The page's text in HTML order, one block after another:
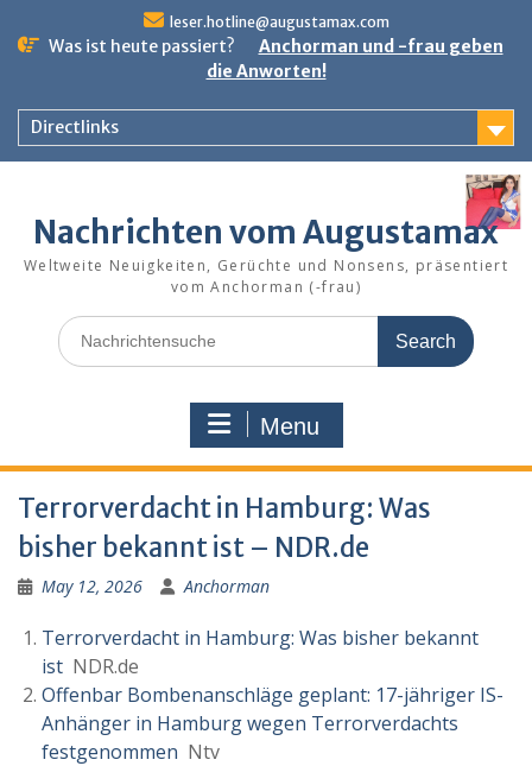
leser.hotline@augustamax.com
Was ist heute passiert?
Anchorman und -frau geben
die Anworten!
Directlinks
Nachrichten vom Augustamax
Weltweite Neuigkeiten, Gerüchte und Nonsens, präsentiert
vom Anchorman (-frau)
Search
for:
Menu
Terrorverdacht in Hamburg: Was
bisher bekannt ist – NDR.de
May 12, 2026 Anchorman
Terrorverdacht in Hamburg: Was bisher bekannt
ist NDR.de
Offenbar Bombenanschläge geplant: 17-jähriger IS-
Anhänger in Hamburg wegen Terrorverdachts
festgenommen Ntv